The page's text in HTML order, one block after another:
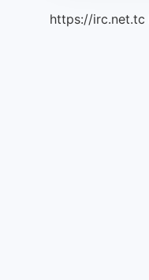
https://irc.net.tc